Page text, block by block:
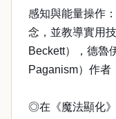
感知與能量操作
念，並教導實用
Beckett），德魯
Paganism）作者
◎在《魔法顯化